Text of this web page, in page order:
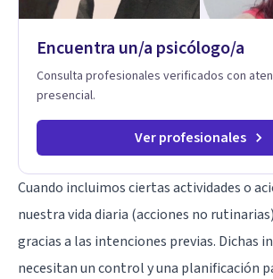
Encuentra un/a psicólogo/a
Consulta profesionales verificados con
presencial.
Ver profesionales
Cuando incluimos ciertas actividades o
nuestra vida diaria (acciones no
gracias a las intenciones previas. Dichas
necesitan un control y una planificación